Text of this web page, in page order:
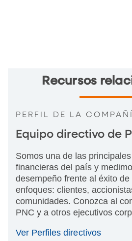
Recursos
PERFIL DE LA
Equipo directivo de
Somos una de las
financieras del país y
desempeño frente al éxito
enfoques: clientes,
comunidades. Conozca al
PNC y a otros ejecutivos
Ver Perfiles directivos